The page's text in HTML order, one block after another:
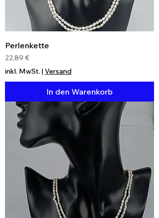
Perlenkette
Preis
22,89 €
inkl. MwSt. |Versand
In den Warenkorb